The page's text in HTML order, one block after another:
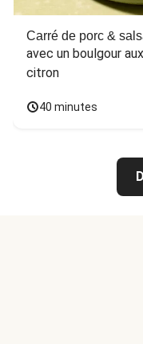
Carré de porc &
avec un boulgour
citron
40 minutes